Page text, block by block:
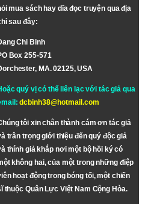
mua sách hay dĩa đọc truyện qua địa
sau đây:
Chi Binh
Box 255-571
MA. 02125, USA
quý vị có thể liên lạc với tác giả qua
dcbinh38@hotmail.com
tôi xin chân thành cám ơn tác giả
trân trọng giới thiệu đến quý độc giả
thính giả khắp nơi một bộ hồi ký có
không hai, của một trong những điệp
hoạt động trong bóng tối, một chiến
thuộc Quân Lực Việt Nam Cộng Hòa.